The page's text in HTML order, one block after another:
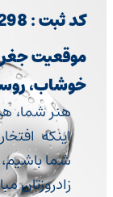
کد ثبت : NMY-TH-2026-001298
موقعیت
خوشاب،
هنر شما،
اینکه
شما
زادروزتان